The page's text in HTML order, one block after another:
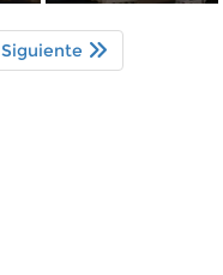
Siguiente